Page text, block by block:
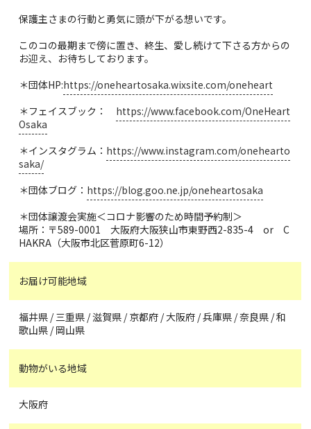
保護主さまの行動と勇気に頭が下がる想いです。
このコの最期まで傍に置き、終生、愛し続けて下さる方からの
お迎え、お待ちしております。
＊団体HP:https://oneheartosaka.wixsite.com/oneheart
＊フェイスブック： https://www.facebook.com/OneHeart
Osaka
＊インスタグラム： https://www.instagram.com/onehearto
saka/
＊団体ブログ： https://blog.goo.ne.jp/oneheartosaka
＊団体譲渡会実施＜コロナ影響のため時間予約制＞
場所：〒589-0001 大阪府大阪狭山市東野西2-835-4 or C
HAKRA（大阪市北区菅原町6-12）
お届け可能地域
福井県 / 三重県 / 滋賀県 / 京都府 / 大阪府 / 兵庫県 / 奈良県 / 和
歌山県 / 岡山県
動物がいる地域
大阪府